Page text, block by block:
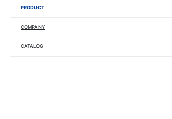
PRODUCT
COMPANY
CATALOG